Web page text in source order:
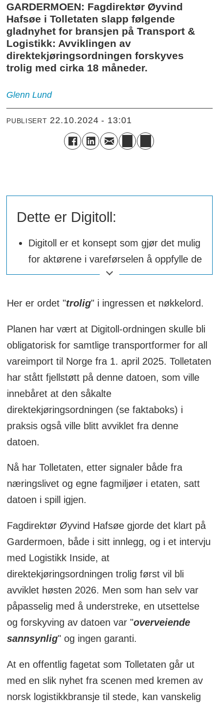
GARDERMOEN: Fagdirektør Øyvind
Hafsøe i Tolletaten slapp følgende
gladnyhet for bransjen på Transport &
Logistikk: Avviklingen av
direktekjøringsordningen forskyves
trolig med cirka 18 måneder.
Glenn Lund
PUBLISERT 22.10.2024 - 13:01
Dette er Digitoll:
Digitoll er et konsept som gjør det mulig
for aktørene i vareførselen å oppfylle de
fire informasjonspliktene med digital og
Dette gir Tolletaten grunnlag for rask og
automatisk vurdering av behovet for
oppfølging.
Når all informasjon er levert digitalt før
eller ved grensepasseringen, vil det i de
fleste tilfeller ikke være behov for stopp,
og varene kan umiddelbart fristilles for
valgt tollprosedyre ved grensen.
Oppfølgingstiltak, som fysisk
fremlegging av varer, kontroll,
veiledning osv. kan da gjøres målrettet
og i mest mulig grad kun når det er
De fire informasjonspliktene er pliktene
til å forhåndsvarsle varer fra utenom
sikkerhetssonen, deklarering, melde- og
opplysning og fremleggelse.
Her er ordet "trolig" i ingressen et nøkkelord.
Planen har vært at Digitoll-ordningen skulle bli
obligatorisk for samtlige transportformer for all
vareimport til Norge fra 1. april 2025. Tolletaten
har stått fjellstøtt på denne datoen, som ville
innebåret at den såkalte
direktekjøringsordningen (se faktaboks) i
praksis også ville blitt avviklet fra denne
datoen.
Nå har Tolletaten, etter signaler både fra
næringslivet og egne fagmiljøer i etaten, satt
datoen i spill igjen.
Fagdirektør Øyvind Hafsøe gjorde det klart på
Gardermoen, både i sitt innlegg, og i et intervju
med Logistikk Inside, at
direktekjøringsordningen trolig først vil bli
avviklet høsten 2026. Men som han selv var
påpasselig med å understreke, en utsettelse
og forskyving av datoen var "overveiende
sannsynlig" og ingen garanti.
At en offentlig fagetat som Tolletaten går ut
med en slik nyhet fra scenen med kremen av
norsk logistikkbransje til stede, kan vanskelig